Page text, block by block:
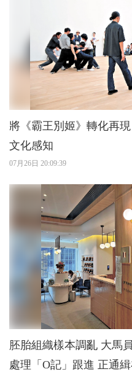
將《霸王別姬》轉化再現 莊偉：在當代展演中 傳遞
文化感知
07月26日 20:09:39
胚胎組織樣本調亂 大馬員工涉
處理「O記」